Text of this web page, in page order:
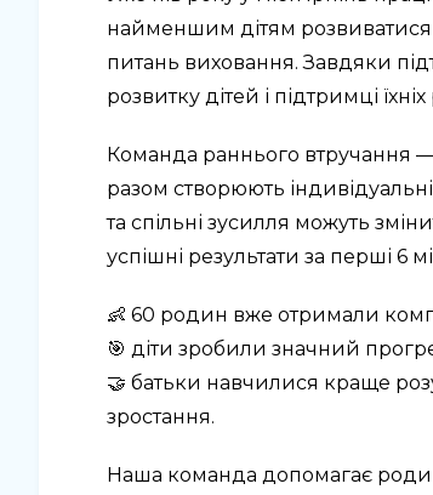
найменшим дітям розвиватися
питань виховання. Завдяки
розвитку дітей і підтримці
Команда раннього втручання —
разом створюють
та спільні зусилля можуть
успішні результати за перші 6
👶 60 родин вже отримали
🎯 діти зробили значний
🤝 батьки навчилися краще
зростання.
Наша команда допомагає